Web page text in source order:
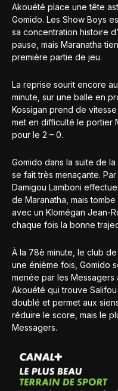
Akouété place une tête
Gomido. Les Show Boys
sa concentration histoire
pause, mais Maranatha
première partie de jeu.
La reprise sourit encore
minute, sur une balle en
Kossigan prend de
met en difficulté le portier
pour le 2 – 0.
Gomido dans la suite de
se fait très menaçante.
Damigou Lamboni
de Maranatha, mais
avec un Klomégan Jean-
chaque fois la bonne
À la 78è minute, le club
une énième fois, Gomido
menée par les
Akouété qui trouve
doublé et permet aux
réduire le score, mais le
Messagers.